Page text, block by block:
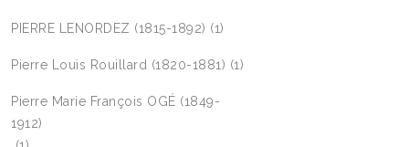
PIERRE LENORDEZ (1815-1892) (1)
Pierre Louis Rouillard (1820-1881) (1)
Pierre Marie François OGÉ (1849-
1912)